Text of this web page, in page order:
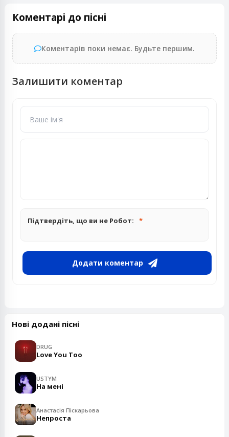
Коментарі до пісні
Коментарів поки немає. Будьте першим.
Залишити коментар
Підтвердіть, що ви не Робот:
Додати коментар
Нові додані пісні
DRUG
Love You Too
USTYM
На мені
Анастасія Піскарьова
Непроста